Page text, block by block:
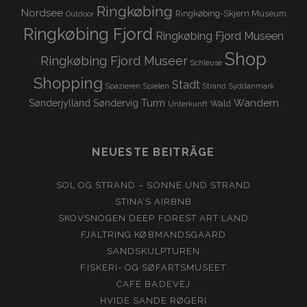
Nordsee Outdoor Ringkøbing Ringkøbing-Skjern Museum
Ringkøbing Fjord Ringkøbing Fjord Museen
Ringkøbing Fjord Museer Schleuse Shop
Shopping Spazieren Spielen Stadt Strand Syddanmark
Sønderjylland Søndervig Turm Unterkunft Wald Wandern
NEUESTE BEITRÄGE
SOL OG STRAND – SONNE UND STRAND
STINA’S AIRBNB
SKOVSNOGEN DEEP FOREST ART LAND
FJALTRING KØBMANDSGAARD
SANDSKULPTUREN
FISKERI- OG SØFARTSMUSEET
CAFÉ BADEVEJ
HVIDE SANDE RØGERI